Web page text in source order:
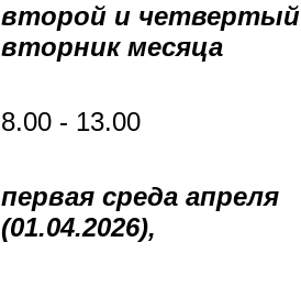
второй и четвертый
вторник месяца
8.00 - 13.00
первая среда апреля
(01.04.2026),